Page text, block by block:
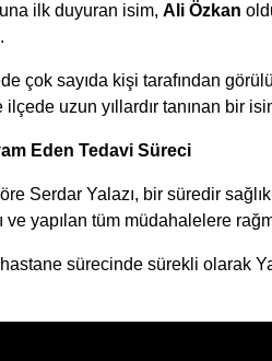
ilk duyuran isim, Ali Özkan
çok sayıda kişi tarafından
ilçede uzun yıllardır tanınan bir
Eden Tedavi Süreci
Serdar Yalazı, bir süredir
ve yapılan tüm müdahalelere
sürecinde sürekli olarak